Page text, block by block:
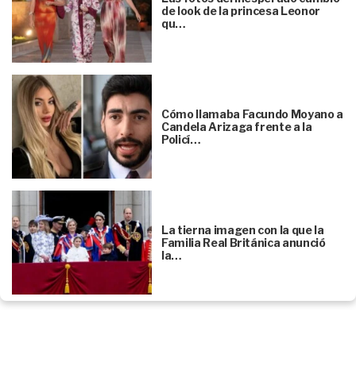
de look de la princesa Leonor
qu…
Cómo llamaba Facundo Moyano a
Candela Arizaga frente a la
Policí…
La tierna imagen con la que la
Familia Real Británica anunció
la…